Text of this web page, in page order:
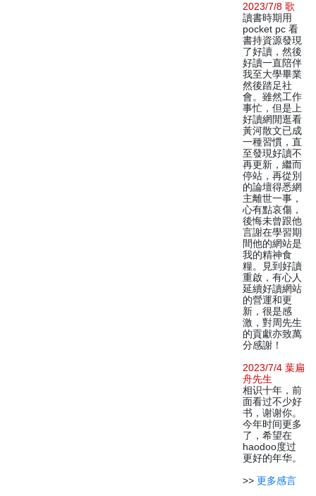
2023/7/8 歌
讀書時期用
pocket pc 看
書持資源發現
了好讀，然後
好讀一直陪伴
我至大學畢業
然後踏足社
會。雖然工作
事忙，但是上
好讀網閒逛看
黃河散文已成
一種習慣，直
至發現好讀不
再更新，繼而
停站，再從別
的論壇得悉網
主離世一事，
心有點哀傷，
後悔未曾跟他
言謝在學習期
間他的網站是
我的精神食
糧。見到好讀
重啟，有心人
延續好讀網站
的營運和更
新，很是感
激，對周先生
的貢獻亦致萬
分感謝！
2023/7/4 葉扁
舟先生
相识十年，前
面看过不少好
书，谢谢你。
今年时间更多
了，希望在
haodoo度过
更好的年华。
>> 更多感言